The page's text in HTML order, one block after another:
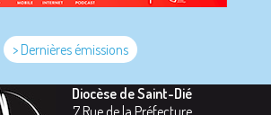
> Dernières émissions
Diocèse de Saint-Dié